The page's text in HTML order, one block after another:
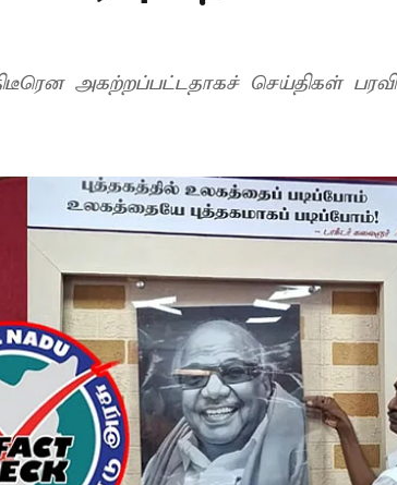
அகற்றப்பட்டதாகச் செய்திகள் பரவி